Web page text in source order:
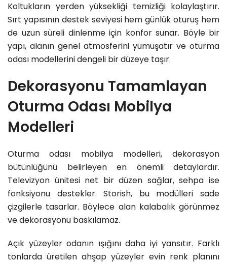
Koltukların yerden yüksekliği temizliği kolaylaştırır.
Sırt yapısının destek seviyesi hem günlük oturuş hem
de uzun süreli dinlenme için konfor sunar. Böyle bir
yapı, alanın genel atmosferini yumuşatır ve oturma
odası modellerini dengeli bir düzeye taşır.
Dekorasyonu Tamamlayan
Oturma Odası Mobilya
Modelleri
Oturma odası mobilya modelleri, dekorasyon
bütünlüğünü belirleyen en önemli detaylardır.
Televizyon ünitesi net bir düzen sağlar, sehpa ise
fonksiyonu destekler. Storish, bu modülleri sade
çizgilerle tasarlar. Böylece alan kalabalık görünmez
ve dekorasyonu baskılamaz.
Açık yüzeyler odanın ışığını daha iyi yansıtır. Farklı
tonlarda üretilen ahşap yüzeyler evin renk planını